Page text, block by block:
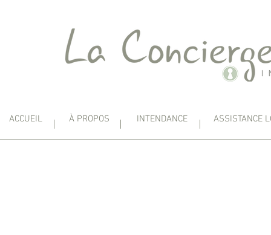
ACCUEIL À PROPOS INTENDANCE ASSISTANCE